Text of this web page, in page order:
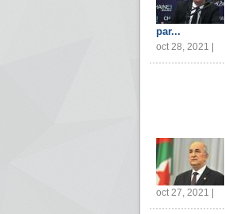
par...
oct 28, 2021 |
oct 27, 2021 |